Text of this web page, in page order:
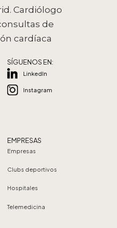
EMPRESAS
Empresas
Clubs deportivos
Hospitales
Telemedicina
SÍGUENOS EN:
LinkedIn
Instagram